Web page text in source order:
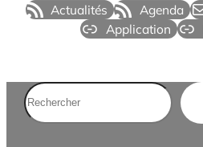
Actualités Agenda
Application
Rechercher